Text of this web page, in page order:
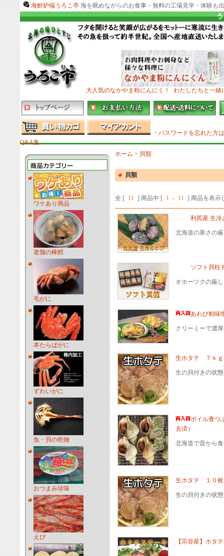
海鮮炉端うろこ亭 海を眺めながらのお食事・無料の工場見学・体験も
大人気のなかやま粉にんにく！ わたしたちと一緒
・パスワードを忘れた方
Q&A集
ワケあり商品
老舗の棒鱈
毛がに
本たらばがに
ずわいがに
魚・貝の乾物
おつまみ珍味
えび
ホーム > 貝類
貝類
全 [ 11 ] 商品中 [ 1 - 11 ] 商品を表示
利尻産 生冷
北海道の寒さの
ソフト貝柱
オホーツクの厳
あわび粕味
クリーミーで濃
生ホタテ ７ｋｇ
生の貝付きの状
ボイル青つ
去済）
北海道で昔から
生ホタテ １０枚
生の貝付きの状
【宗谷産】ホタ